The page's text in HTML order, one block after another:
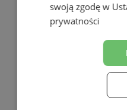
swoją zgodę w
prywatności